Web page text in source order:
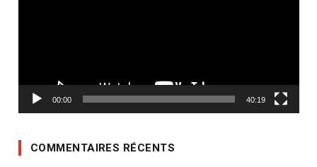
00:00 40:19
COMMENTAIRES RÉCENTS